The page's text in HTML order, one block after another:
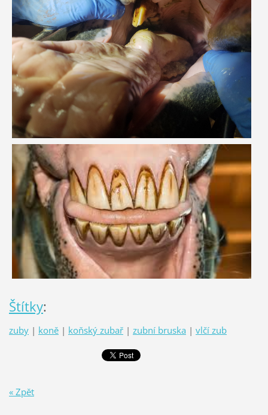
Štítky:
zuby | koně | koňský zubař | zubní bruska | vlčí zub
« Zpět